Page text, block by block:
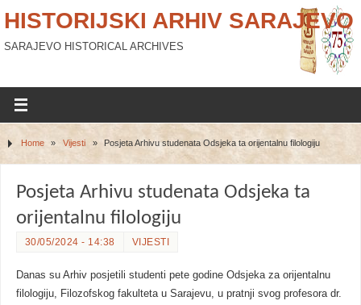
HISTORIJSKI ARHIV SARAJEVO
SARAJEVO HISTORICAL ARCHIVES
Home » Vijesti » Posjeta Arhivu studenata Odsjeka ta orijentalnu filologiju
Posjeta Arhivu studenata Odsjeka ta
orijentalnu filologiju
30/05/2024 - 14:38 VIJESTI
Danas su Arhiv posjetili studenti pete godine Odsjeka za orijentalnu
filologiju, Filozofskog fakulteta u Sarajevu, u pratnji svog profesora dr.